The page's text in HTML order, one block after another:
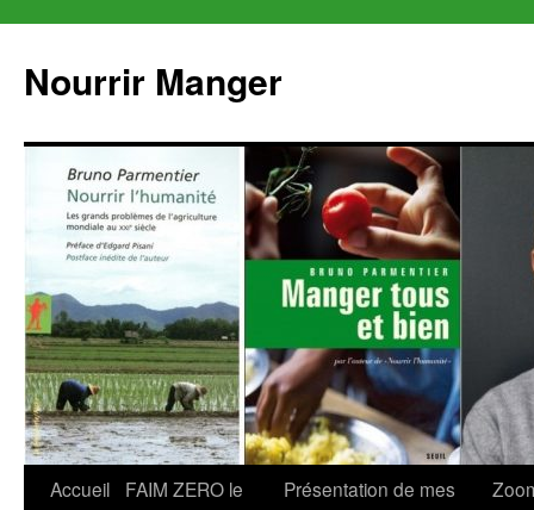
contenu
Nourrir Manger
Accueil
FAIM ZERO le
Présentation de mes